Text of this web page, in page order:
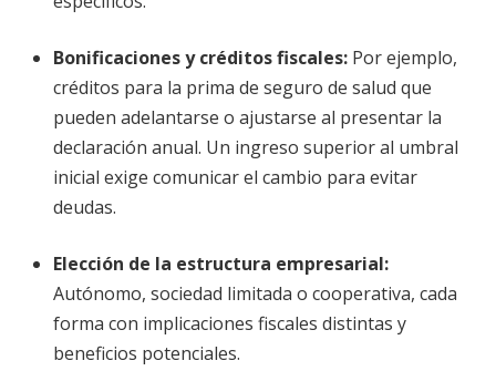
Bonificaciones y créditos fiscales: Por ejemplo,
créditos para la prima de seguro de salud que
pueden adelantarse o ajustarse al presentar la
declaración anual. Un ingreso superior al umbral
inicial exige comunicar el cambio para evitar
deudas.
Elección de la estructura empresarial:
Autónomo, sociedad limitada o cooperativa, cada
forma con implicaciones fiscales distintas y
beneficios potenciales.